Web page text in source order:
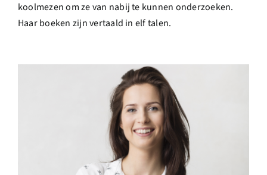
koolmezen om ze van nabij te kunnen onderzoeken.
Haar boeken zijn vertaald in elf talen.